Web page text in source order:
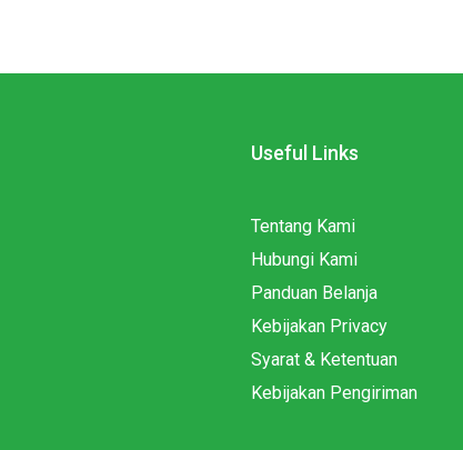
Useful Links
Tentang Kami
Hubungi Kami
Panduan Belanja
Kebijakan Privacy
Syarat & Ketentuan
Kebijakan Pengiriman